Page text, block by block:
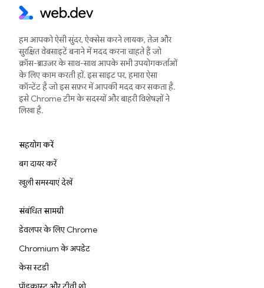
हम आपको ऐसी सुंदर, ऐक्सेस करने लायक, तेज़ और
सुरक्षित वेबसाइटें बनाने में मदद करना चाहते हैं जो
क्रॉस-ब्राउज़र के साथ-साथ आपके सभी उपयोगकर्ताओं
के लिए काम करती हों. इस साइट पर, हमारा ऐसा
कॉन्टेंट है जो इस सफ़र में आपकी मदद कर सकता है.
इसे Chrome टीम के सदस्यों और बाहरी विशेषज्ञों ने
लिखा है.
सहयोग करें
बग दायर करें
खुली समस्याएं देखें
संबंधित सामग्री
डेवलपर के लिए Chrome
Chromium के अपडेट
केस स्टडी